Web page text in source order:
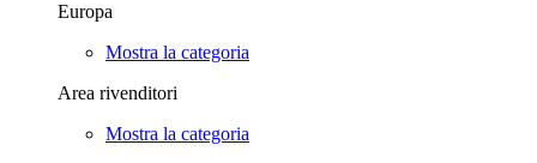
Europa
Mostra la categoria
Area rivenditori
Mostra la categoria